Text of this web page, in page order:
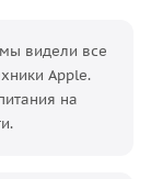
видели все
Apple.
на